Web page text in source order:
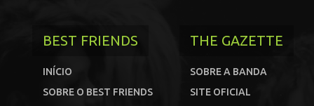
BEST FRIENDS
INÍCIO
SOBRE O BEST FRIENDS
THE GAZETTE
SOBRE A BANDA
SITE OFICIAL